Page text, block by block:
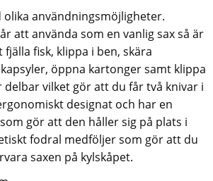
olika användningsmöjligheter.
att använda som en vanlig sax så är
fisk, klippa i ben, skära
öppna kartonger samt klippa
delbar vilket gör att du får två knivar i
designat och har en
gör att den håller sig på plats i
fodral medföljer som gör att du
saxen på kylskåpet.